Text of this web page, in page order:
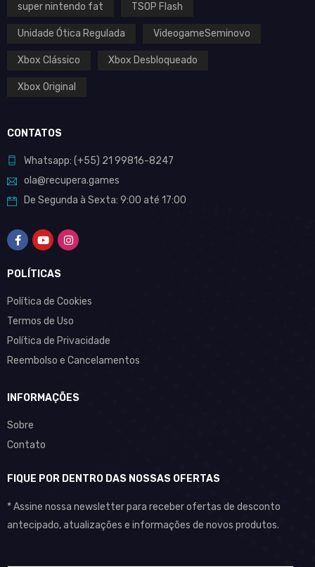
super nintendo fat TSOP Flash
Unidade Ótica Regulada VideogameSeminovo
Xbox Clássico Xbox Desbloqueado
Xbox Original
CONTATOS
Whatsapp: (+55) 21 99816-8247
ola@recupera.games
De Segunda à Sexta: 9:00 até 17:00
POLÍTICAS
Política de Cookies
Termos de Uso
Política de Privacidade
Reembolso e Cancelamentos
INFORMAÇÕES
Sobre
Contato
FIQUE POR DENTRO DAS NOSSAS OFERTAS
* Assine nossa newsletter para receber ofertas de desconto
antecipado, atualizações e informações de novos produtos.